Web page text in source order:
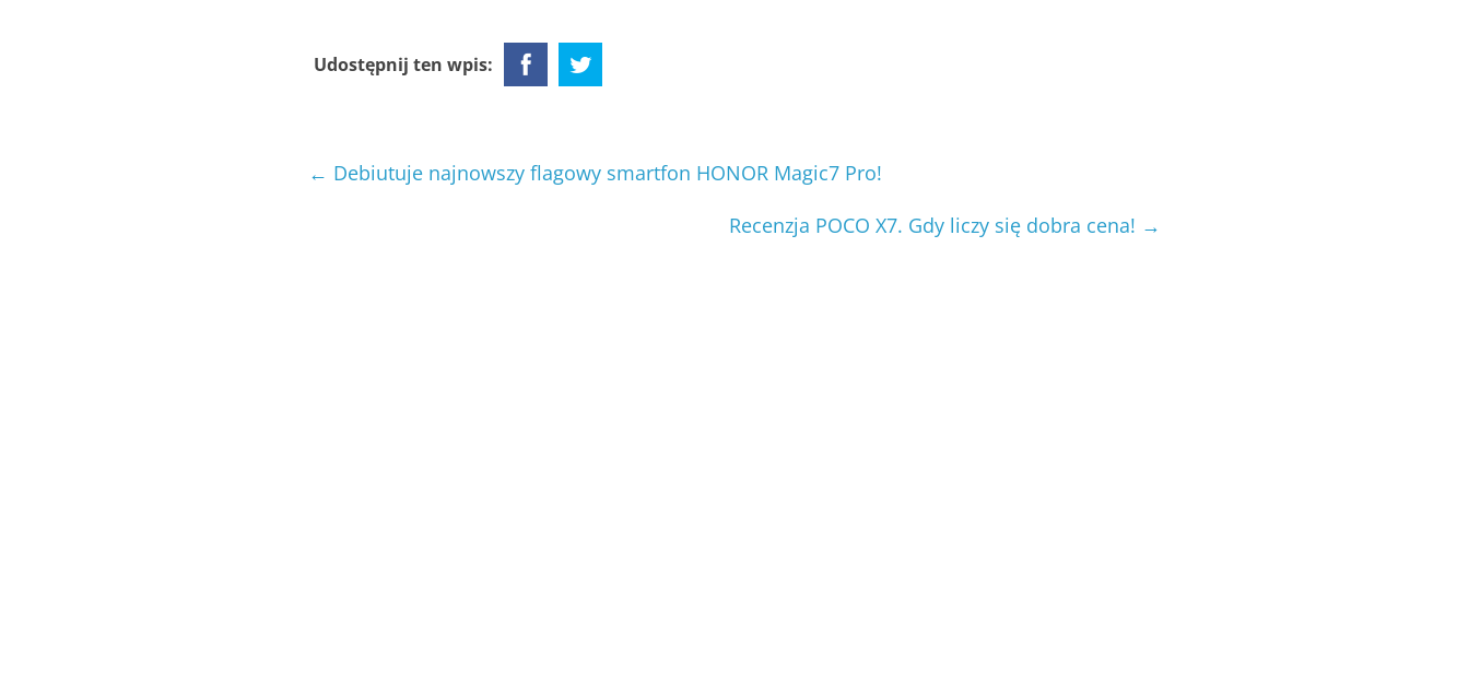
Udostępnij ten wpis:
← Debiutuje najnowszy flagowy smartfon HONOR Magic7 Pro!
Recenzja POCO X7. Gdy liczy się dobra cena! →